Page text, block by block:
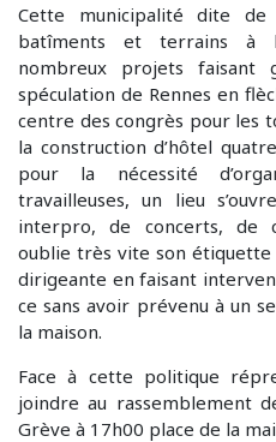
Cette municipalité dite
batîments et terrains à
nombreux projets
spéculation de Rennes en
centre des congrès pour les
la construction d’hôtel
pour la nécessité
travailleuses, un lieu
interpro, de concerts, de
oublie très vite son étiquette
dirigeante en faisant
ce sans avoir prévenu à un
la maison.
Face à cette politique
joindre au rassemblement
Grève à 17h00 place de la